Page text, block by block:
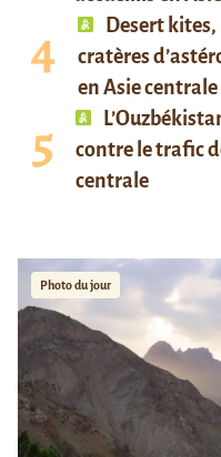
Desert
cratères
en Asie centrale
contre le trafic
centrale
Photo du jour